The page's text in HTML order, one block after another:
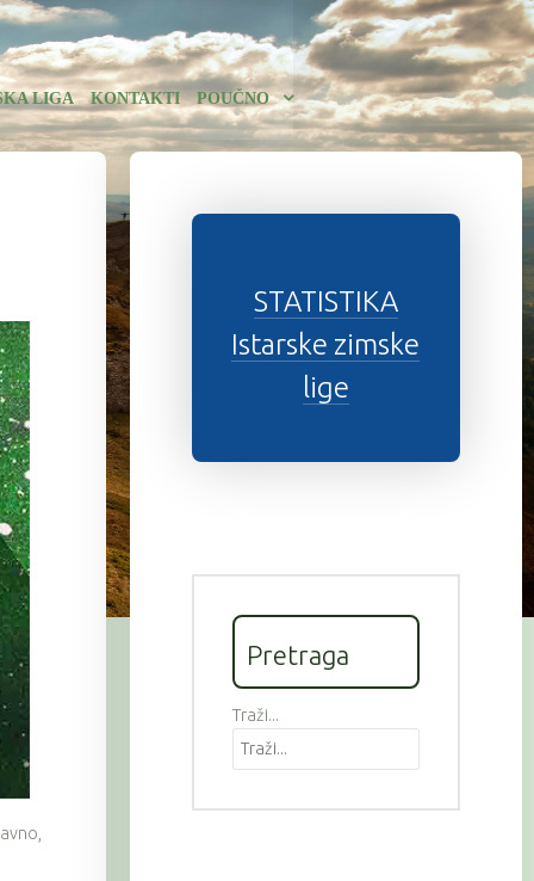
LIGA KONTAKTI POUČNO
STATISTIKA
Istarske zimske
lige
Pretraga
Traži...